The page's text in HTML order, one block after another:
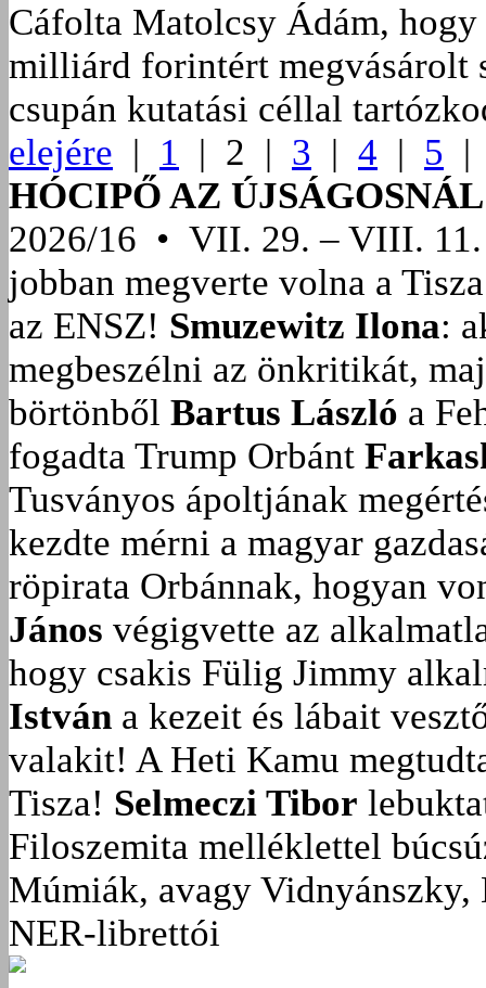
Cáfolta Matolcsy Ádám,
milliárd forintért megvásárolt
csupán kutatási céllal
elejére | 1 | 2 | 3 | 4 | 5
HÓCIPŐ AZ ÚJSÁGOSNÁL
2026/16 • VII. 29. – VIII. 11.
jobban megverte volna a
az ENSZ! Smuzewitz Ilona:
megbeszélni az önkritikát,
börtönből Bartus László a
fogadta Trump Orbánt
Tusványos ápoltjának
kezdte mérni a magyar
röpirata Orbánnak, hogyan
János végigvette az
hogy csakis Fülig Jimmy
István a kezeit és lábait
valakit! A Heti Kamu
Tisza! Selmeczi Tibor
Filoszemita melléklettel
Múmiák, avagy Vidnyánszky,
NER-librettói